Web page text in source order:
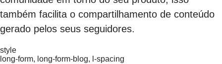
também facilita o compartilhamento de conteúdo
gerado pelos seus seguidores.
style
long-form, long-form-blog, l-spacing